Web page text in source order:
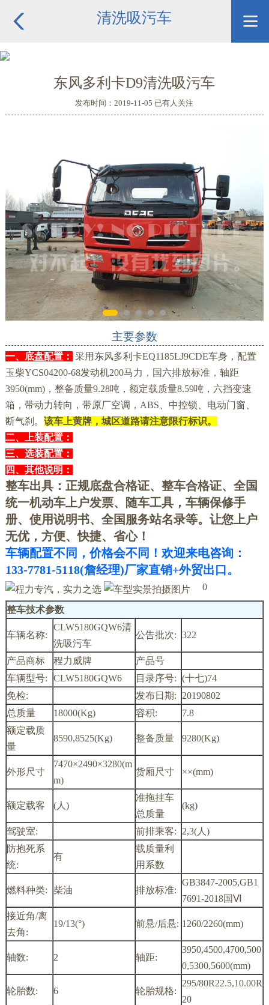
清洗吸污车
东风多利卡D9清洗吸污车
发布时间：2019-11-05 已有 人关注
主要参数
一、底盘配置： 采用东风多利卡EQ1185LJ9CDE车身，配置
玉柴YCS04200-68发动机200马力，国六排放标准，轴距
3950(mm)，整备质量9.28吨，额定载质量8.59吨，六挡变速
箱，带动力转向，带原厂空调，ABS、中控锁、电动门窗、
断气刹。 该车上黄牌，城区道路请注意限行标识。
二、上装配置：
三、选装配置：
四、其他说明：
整车出具：正规底盘合格证、整车合格证、全国
统一机动车上户发票、随车工具，车辆保修手
册、使用说明书、全国服务站名录等。让您上户
无优，方便、快捷、省心！
车辆配置不同，价格会不同！欢迎来电咨询：
133-7781-5118(詹经理)厂家直销+外贸出口。
0
整车技术参数
车辆名称:
CLW5180GQW6清
洗吸污车
公告批次: 322
产品商标 程力威牌
产品号
车辆型号:
CLW5180GQW6 目录序号: (十七)74
免检:
发布日期:
20190802
总质量
18000(Kg) 容积:
7.8
额定载质
量
8590,8525(Kg) 整备质量 9280(Kg)
外形尺寸
7470×2490×3280(m
m)
货厢尺寸 ××(mm)
额定载客 (人)
准拖挂车
总质量
(kg)
驾驶室: 前排乘客:
2,3(人)
防抱死系
统:
有
载质量利
用系数
燃料种类: 柴油 排放标准:
GB3847-2005,GB1
7691-2018国Ⅵ
接近角/离
去角:
19/13(°) 前悬/后悬: 1260/2260(mm)
轴数: 2 轴距:
3950,4500,4700,500
0,5300,5600(mm)
轮胎数: 6 轮胎规格:
295/80R22.5,10.00R
20